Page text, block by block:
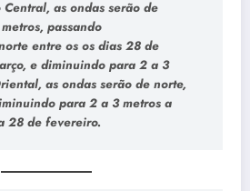
as ondas serão de
passando
entre os os dias 28 de
e diminuindo para 2 a 3
as ondas serão de norte,
para 2 a 3 metros a
28 de fevereiro.